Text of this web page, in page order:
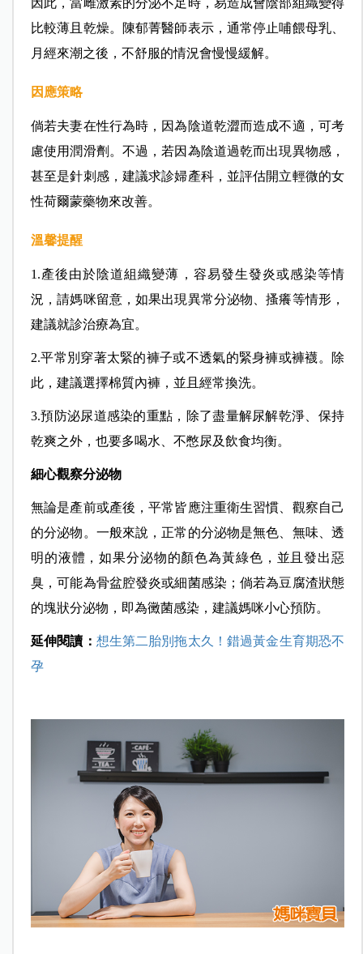
因此，當雌激素的分泌不足時，易造成會陰部組織變得
比較薄且乾燥。陳郁菁醫師表示，通常停止哺餵母乳、
月經來潮之後，不舒服的情況會慢慢緩解。
因應策略
倘若夫妻在性行為時，因為陰道乾澀而造成不適，可考
慮使用潤滑劑。不過，若因為陰道過乾而出現異物感，
甚至是針刺感，建議求診婦產科，並評估開立輕微的女
性荷爾蒙藥物來改善。
溫馨提醒
1.產後由於陰道組織變薄，容易發生發炎或感染等情
況，請媽咪留意，如果出現異常分泌物、搔癢等情形，
建議就診治療為宜。
2.平常別穿著太緊的褲子或不透氣的緊身褲或褲襪。除
此，建議選擇棉質內褲，並且經常換洗。
3.預防泌尿道感染的重點，除了盡量解尿解乾淨、保持
乾爽之外，也要多喝水、不憋尿及飲食均衡。
細心觀察分泌物
無論是產前或產後，平常皆應注重衛生習慣、觀察自己
的分泌物。一般來說，正常的分泌物是無色、無味、透
明的液體，如果分泌物的顏色為黃綠色，並且發出惡
臭，可能為骨盆腔發炎或細菌感染；倘若為豆腐渣狀態
的塊狀分泌物，即為黴菌感染，建議媽咪小心預防。
延伸閱讀： 想生第二胎別拖太久！錯過黃金生育期恐不
孕